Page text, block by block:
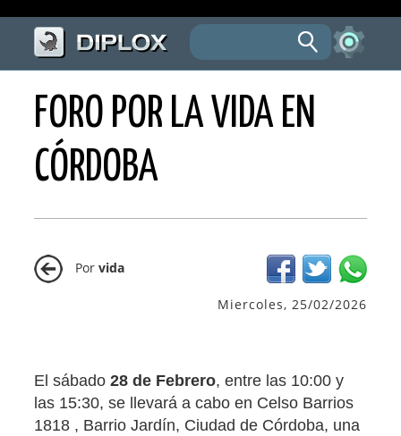
FORO POR LA VIDA EN
CÓRDOBA
Porvida
Miercoles, 25/02/2026
El sábado28 de Febrero, entre las 10:00 y
las 15:30, se llevará a cabo en Celso Barrios
1818 , Barrio Jardín, Ciudad de Córdoba, una